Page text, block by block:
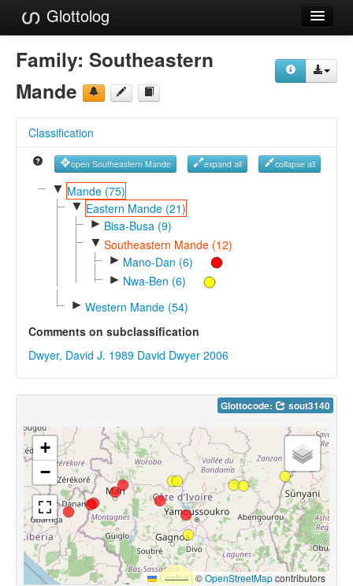
Glottolog
Languages
Families
References
Reference Search
GlottoScope
Family: Southeastern
Mande
Classification
open Southeastern Mande expand all collapse all
▼ Mande (75)
▼ Eastern Mande (21)
► Bisa-Busa (9)
▼ Southeastern Mande (12)
► Mano-Dan (6)
► Nwa-Ben (6)
► Western Mande (54)
Comments on subclassification
Dwyer, David J. 1989 David Dwyer 2006
Glottocode: sout3140
+
−
Leaflet |©OpenStreetMapcontributors